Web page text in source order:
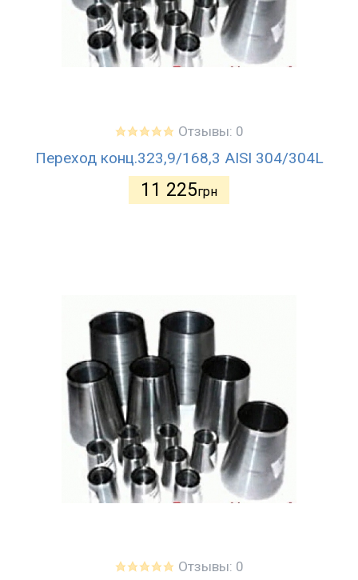
Отзывы: 0
Переход конц.323,9/168,3 AISI 304/304L
11 225грн
Отзывы: 0